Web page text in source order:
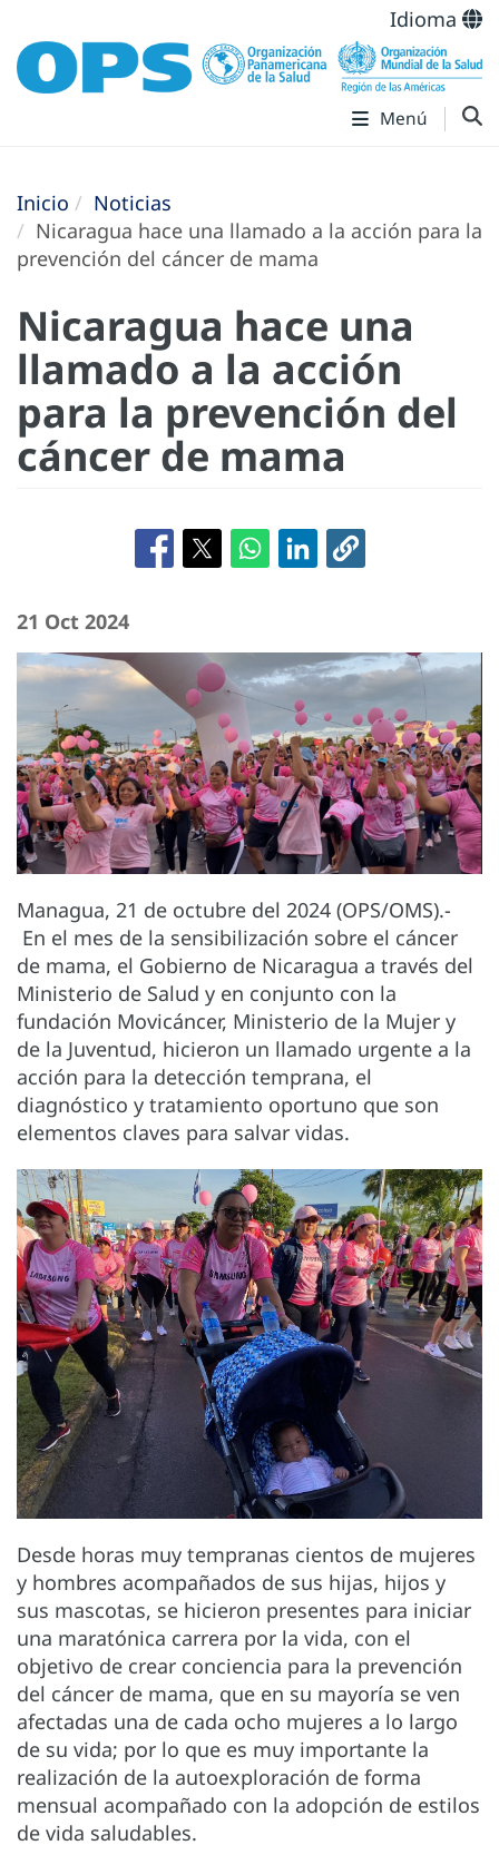
Idioma
Menú
Inicio
Noticias
Nicaragua hace una llamado a la acción para la
prevención del cáncer de mama
Nicaragua hace una
llamado a la acción
para la prevención del
cáncer de mama
21 Oct 2024
Managua, 21 de octubre del 2024 (OPS/OMS).-
En el mes de la sensibilización sobre el cáncer
de mama, el Gobierno de Nicaragua a través del
Ministerio de Salud y en conjunto con la
fundación Movicáncer, Ministerio de la Mujer y
de la Juventud, hicieron un llamado urgente a la
acción para la detección temprana, el
diagnóstico y tratamiento oportuno que son
elementos claves para salvar vidas.
Desde horas muy tempranas cientos de mujeres
y hombres acompañados de sus hijas, hijos y
sus mascotas, se hicieron presentes para iniciar
una maratónica carrera por la vida, con el
objetivo de crear conciencia para la prevención
del cáncer de mama, que en su mayoría se ven
afectadas una de cada ocho mujeres a lo largo
de su vida; por lo que es muy importante la
realización de la autoexploración de forma
mensual acompañado con la adopción de estilos
de vida saludables.